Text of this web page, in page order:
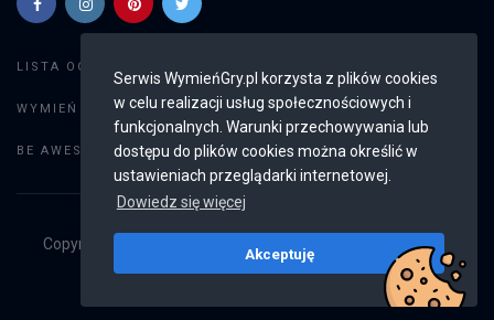
Serwis WymieńGry.pl korzysta z plików cookies
w celu realizacji usług społecznościowych i
funkcjonalnych. Warunki przechowywania lub
dostępu do plików cookies można określić w
ustawieniach przeglądarki internetowej.
Dowiedz się więcej
Akceptuję
LISTA OGŁOSZEŃ:
WYMIEŃ GRY: Dodaj ogłoszenie
BE AWESOME: Weryfikacja konta
Copyright © 2019 - 2026
Wszystkie prawa
v2.8.4